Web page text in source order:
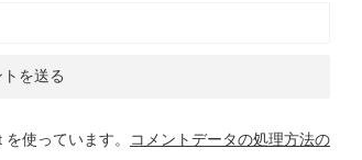
使っています。
コメントデータの処理方法の